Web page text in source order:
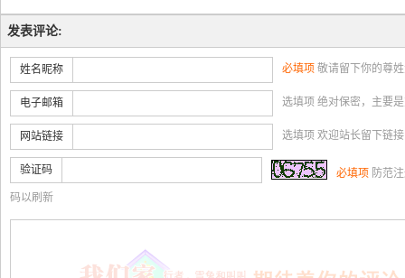
发表评论:
姓名昵称 必填项 敬请留下你的尊
电子邮箱 选填项 绝对保密，主要
网站链接 选填项 欢迎站长留下链
验证码 必填项 防范
码以刷新